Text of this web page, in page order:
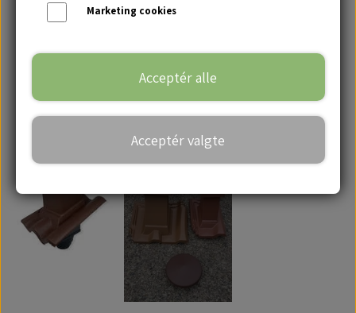
Handelsbetingelser
Marketing cookies
Acceptér alle
Acceptér valgte